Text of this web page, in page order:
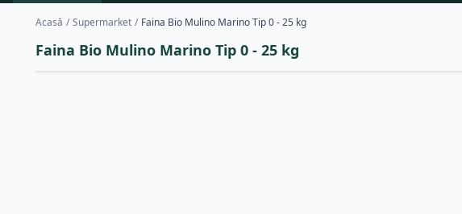
Acasă / Supermarket / Faina Bio Mulino Marino Tip 0 - 25 kg
Faina Bio Mulino Marino Tip 0 - 25 kg